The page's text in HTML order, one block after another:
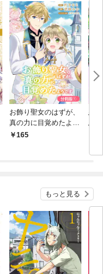
お飾り聖女のはずが、
真の力に目覚めたよう
です THE COMIC【分
165
悪
思
生
もっと見る